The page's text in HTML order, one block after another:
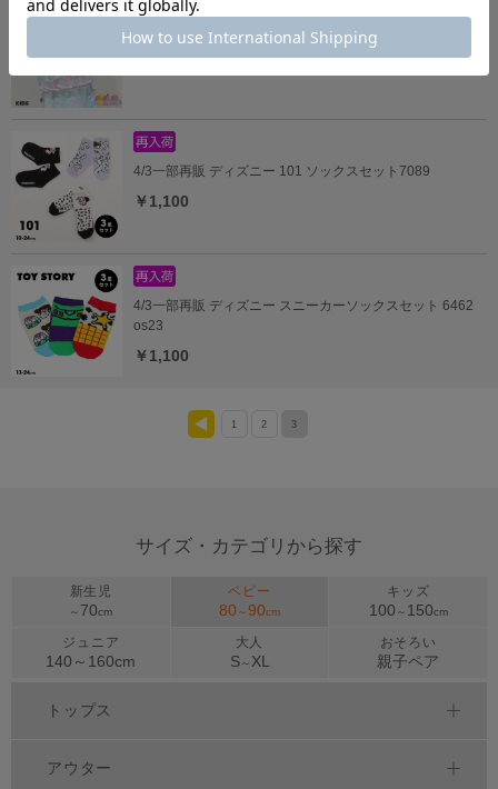
4/16一部再販 ディズニー プリンセス / リュック 7143
4/3一部再販 ディズニー 101 ソックスセット7089
￥1,100
4/3一部再販 ディズニー スニーカーソックスセット 6462
os23
￥1,100
1 2 3
サイズ・カテゴリから探す
新生児
～ 70cm
ベビー
80 ～90cm
キッズ
100 ～ 150cm
ジュニア
140～ 160cm
大人
S～ XL
おそろい
親子ペア
トップス
アウター